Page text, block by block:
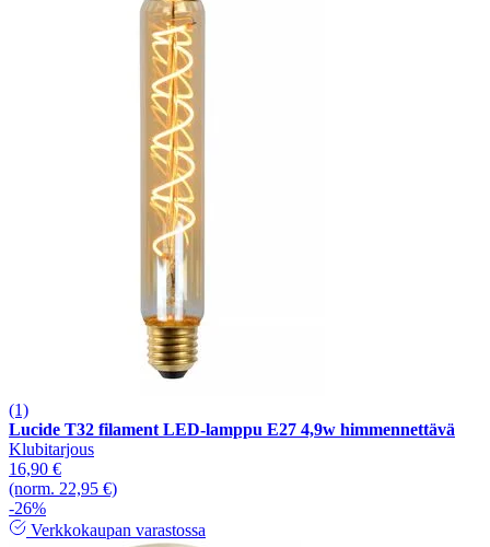
(1)
Lucide T32 filament LED-lamppu E27 4,9w himmennettävä
Klubitarjous
16,90 €
(norm. 22,95 €)
-26%
Verkkokaupan varastossa